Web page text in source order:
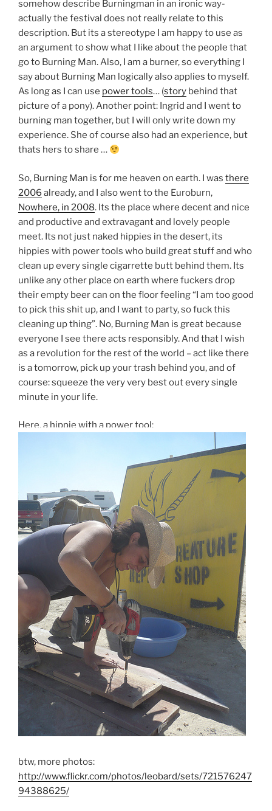
somehow describe Burningman in an ironic way-
actually the festival does not really relate to this
description. But its a stereotype I am happy to use as
an argument to show what I like about the people that
go to Burning Man. Also, I am a burner, so everything I
say about Burning Man logically also applies to myself.
As long as I can use power tools… (story behind that
picture of a pony). Another point: Ingrid and I went to
burning man together, but I will only write down my
experience. She of course also had an experience, but
thats hers to share …
So, Burning Man is for me heaven on earth. I was there
2006 already, and I also went to the Euroburn,
Nowhere, in 2008. Its the place where decent and nice
and productive and extravagant and lovely people
meet. Its not just naked hippies in the desert, its
hippies with power tools who build great stuff and who
clean up every single cigarrette butt behind them. Its
unlike any other place on earth where fuckers drop
their empty beer can on the floor feeling “I am too good
to pick this shit up, and I want to party, so fuck this
cleaning up thing”. No, Burning Man is great because
everyone I see there acts responsibly. And that I wish
as a revolution for the rest of the world – act like there
is a tomorrow, pick up your trash behind you, and of
course: squeeze the very very best out every single
minute in your life.
Here, a hippie with a power tool:
btw, more photos:
http://www.flickr.com/photos/leobard/sets/721576247
94388625/